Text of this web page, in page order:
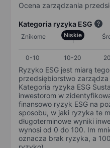
Ocena zarządzania
Kategoria ryzyka ESG
Znikome Niskie
0-10
10-20
Ryzyko ESG jest miarą
przedsiębiorstwo
Kategoria ryzyka ESG
inwestorom w
finansowo ryzyk ESG na
sposobu, w jaki ryzyka te
długoterminowe wyniki
wynosi od 0 do 100. Im
oznacza brak ryzyka, a